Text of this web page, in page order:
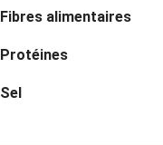
Fibres alimentaires
Protéines
Sel